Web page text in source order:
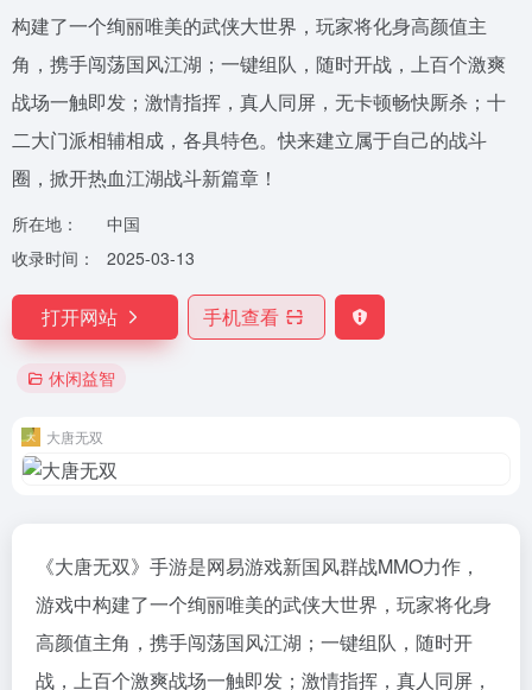
构建了一个绚丽唯美的武侠大世界，玩家将化身高颜值主
角，携手闯荡国风江湖；一键组队，随时开战，上百个激爽
战场一触即发；激情指挥，真人同屏，无卡顿畅快厮杀；十
二大门派相辅相成，各具特色。快来建立属于自己的战斗
圈，掀开热血江湖战斗新篇章！
所在地：
中国
收录时间：
2025-03-13
打开网站 手机查看
休闲益智
大唐无双
《大唐无双》手游是网易游戏新国风群战MMO力作，
游戏中构建了一个绚丽唯美的武侠大世界，玩家将化身
高颜值主角，携手闯荡国风江湖；一键组队，随时开
战，上百个激爽战场一触即发；激情指挥，真人同屏，